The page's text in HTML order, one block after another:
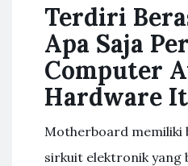
Terdiri
Apa Saja
Computer
Hardware
Motherboard memiliki
sirkuit elektronik yang